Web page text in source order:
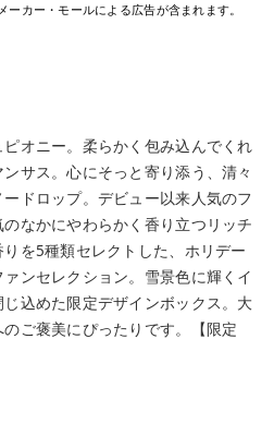
カー・モールによる広告が含まれます。
オニー。柔らかく包み込んでくれ
サス。心にそっと寄り添う、清々
ドロップ。デビュー以来人気のフ
なかにやわらかく香り立つリッチ
を5種類セレクトした、ホリデー
ンセレクション。雪景色に輝くイ
込めた限定デザインボックス。大
ご褒美にぴったりです。【限定